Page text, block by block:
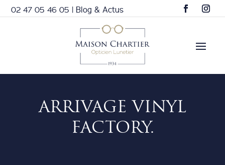
02 47 05 46 05 | Blog & Actus
ARRIVAGE VINYL
FACTORY.